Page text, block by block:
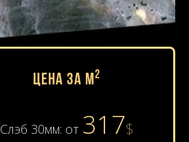
Цена за м 2
Слэб 30мм: от 317$